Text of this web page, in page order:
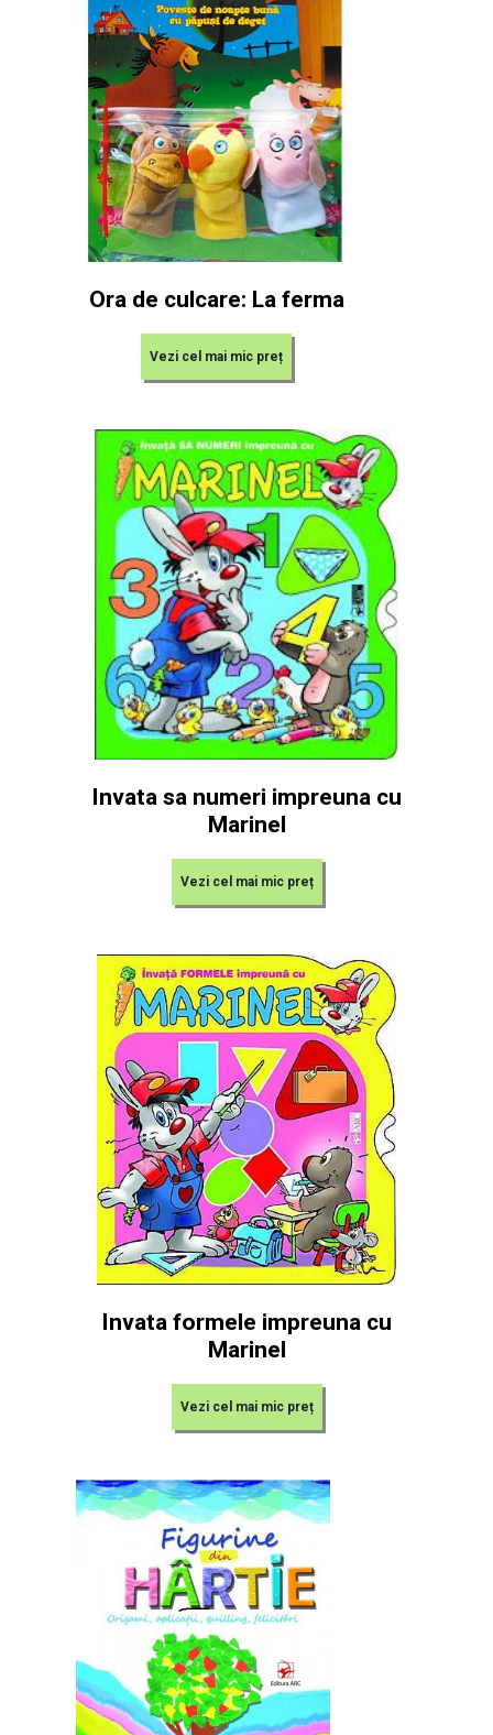
Ora de culcare: La ferma
Vezi cel mai mic preț
Invata sa numeri impreuna cu
Marinel
Vezi cel mai mic preț
Invata formele impreuna cu
Marinel
Vezi cel mai mic preț